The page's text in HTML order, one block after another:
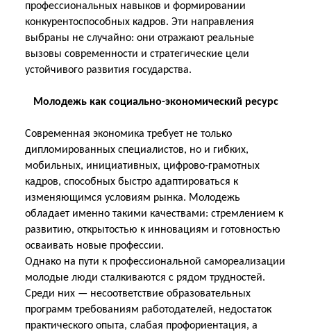
профессиональных навыков и формировании
конкурентоспособных кадров. Эти направления
выбраны не случайно: они отражают реальные
вызовы современности и стратегические цели
устойчивого развития государства.
Молодежь как социально-экономический ресурс
Современная экономика требует не только
дипломированных специалистов, но и гибких,
мобильных, инициативных, цифрово-грамотных
кадров, способных быстро адаптироваться к
изменяющимся условиям рынка. Молодежь
обладает именно такими качествами: стремлением к
развитию, открытостью к инновациям и готовностью
осваивать новые профессии.
Однако на пути к профессиональной самореализации
молодые люди сталкиваются с рядом трудностей.
Среди них — несоответствие образовательных
программ требованиям работодателей, недостаток
практического опыта, слабая профориентация, а